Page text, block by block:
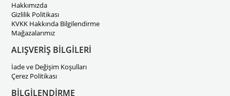
Hakkımızda
Gizlilik Politikası
KVKK Hakkında Bilgilendirme
Mağazalarımız
ALIŞVERİŞ BİLGİLERİ
İade ve Değişim Koşulları
Çerez Politikası
BİLGİLENDİRME